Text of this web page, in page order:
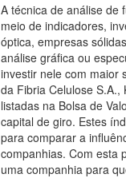
A técnica de análise de
meio de indicadores,
óptica, empresas
análise gráfica ou
investir nele com maior
da Fibria Celulose
listadas na Bolsa de
capital de giro. Estes
para comparar a
companhias. Com esta
uma companhia para